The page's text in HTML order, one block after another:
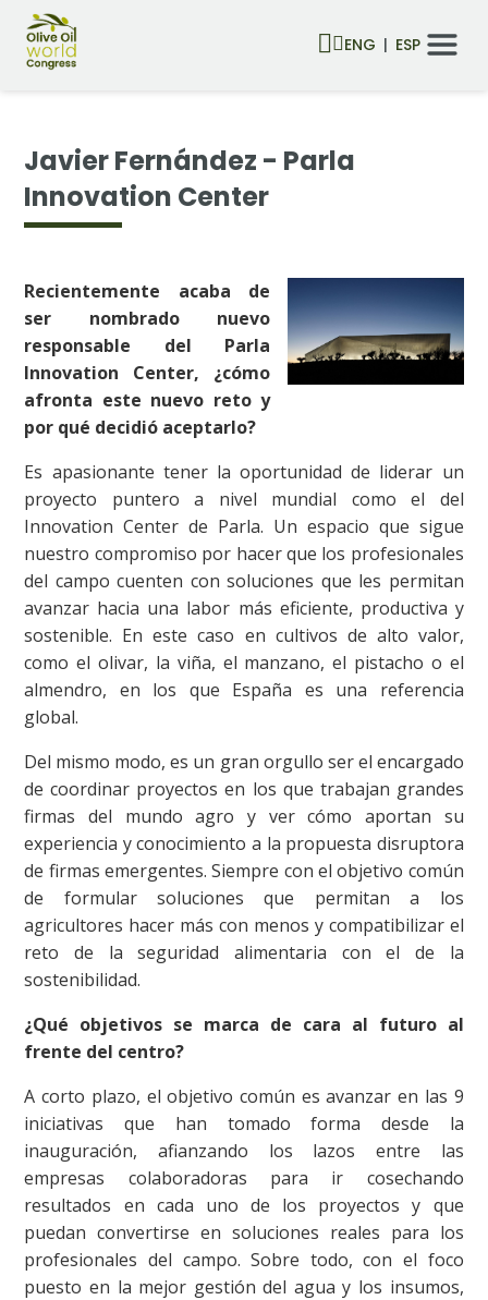
ENG ESP
Javier Fernández - Parla
Innovation Center
Recientemente acaba de
ser nombrado nuevo
responsable del Parla
Innovation Center, ¿cómo
afronta este nuevo reto y
por qué decidió aceptarlo?
Es apasionante tener la oportunidad de liderar un
proyecto puntero a nivel mundial como el del
Innovation Center de Parla. Un espacio que sigue
nuestro compromiso por hacer que los profesionales
del campo cuenten con soluciones que les permitan
avanzar hacia una labor más eficiente, productiva y
sostenible. En este caso en cultivos de alto valor,
como el olivar, la viña, el manzano, el pistacho o el
almendro, en los que España es una referencia
global.
Del mismo modo, es un gran orgullo ser el encargado
de coordinar proyectos en los que trabajan grandes
firmas del mundo agro y ver cómo aportan su
experiencia y conocimiento a la propuesta disruptora
de firmas emergentes. Siempre con el objetivo común
de formular soluciones que permitan a los
agricultores hacer más con menos y compatibilizar el
reto de la seguridad alimentaria con el de la
sostenibilidad.
¿Qué objetivos se marca de cara al futuro al
frente del centro?
A corto plazo, el objetivo común es avanzar en las 9
iniciativas que han tomado forma desde la
inauguración, afianzando los lazos entre las
empresas colaboradoras para ir cosechando
resultados en cada uno de los proyectos y que
puedan convertirse en soluciones reales para los
profesionales del campo. Sobre todo, con el foco
puesto en la mejor gestión del agua y los insumos,